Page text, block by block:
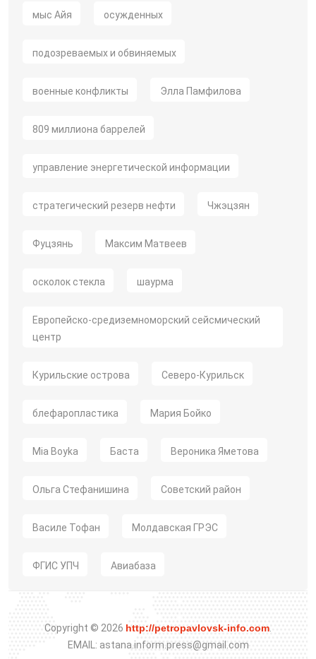
мыс Айя осужденных
подозреваемых и обвиняемых
военные конфликты Элла Памфилова
809 миллиона баррелей
управление энергетической информации
стратегический резерв нефти Чжэцзян
Фуцзянь Максим Матвеев
осколок стекла шаурма
Европейско-средиземноморский сейсмический
центр
Курильские острова Северо-Курильск
блефаропластика Мария Бойко
Mia Boyka Баста Вероника Яметова
Ольга Стефанишина Советский район
Василе Тофан Молдавская ГРЭС
ФГИС УПЧ Авиабаза
Copyright © 2026 http://petropavlovsk-info.com
EMAIL: astana.inform.press@gmail.com